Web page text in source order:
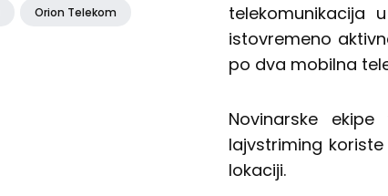
Orion Telekom
telekomunikacija
istovremeno
po dva mobilna
Novinarske
lajvstriming
lokaciji.